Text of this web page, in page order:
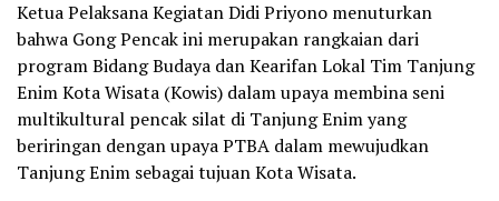
Ketua Pelaksana Kegiatan Didi Priyono menuturkan
bahwa Gong Pencak ini merupakan rangkaian dari
program Bidang Budaya dan Kearifan Lokal Tim Tanjung
Enim Kota Wisata (Kowis) dalam upaya membina seni
multikultural pencak silat di Tanjung Enim yang
beriringan dengan upaya PTBA dalam mewujudkan
Tanjung Enim sebagai tujuan Kota Wisata.